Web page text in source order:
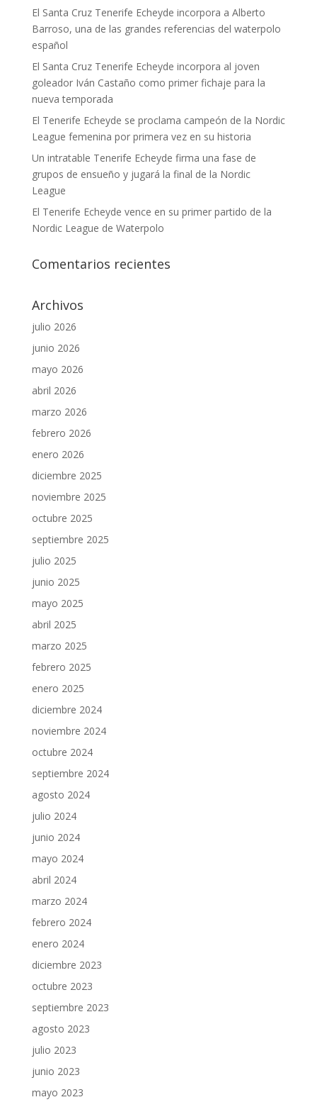
El Santa Cruz Tenerife Echeyde incorpora a Alberto
Barroso, una de las grandes referencias del waterpolo
español
El Santa Cruz Tenerife Echeyde incorpora al joven
goleador Iván Castaño como primer fichaje para la
nueva temporada
El Tenerife Echeyde se proclama campeón de la Nordic
League femenina por primera vez en su historia
Un intratable Tenerife Echeyde firma una fase de
grupos de ensueño y jugará la final de la Nordic
League
El Tenerife Echeyde vence en su primer partido de la
Nordic League de Waterpolo
Comentarios recientes
Archivos
julio 2026
junio 2026
mayo 2026
abril 2026
marzo 2026
febrero 2026
enero 2026
diciembre 2025
noviembre 2025
octubre 2025
septiembre 2025
julio 2025
junio 2025
mayo 2025
abril 2025
marzo 2025
febrero 2025
enero 2025
diciembre 2024
noviembre 2024
octubre 2024
septiembre 2024
agosto 2024
julio 2024
junio 2024
mayo 2024
abril 2024
marzo 2024
febrero 2024
enero 2024
diciembre 2023
octubre 2023
septiembre 2023
agosto 2023
julio 2023
junio 2023
mayo 2023